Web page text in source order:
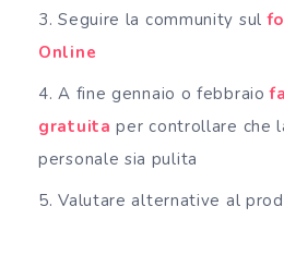
Seguire la community sul
Online
A fine gennaio o febbraio
gratuita per controllare che
personale sia pulita
Valutare alternative al